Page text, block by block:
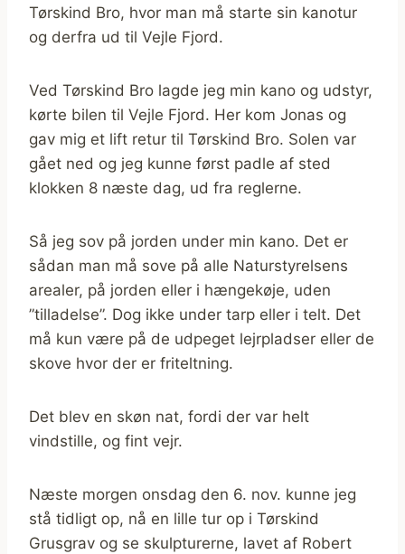
Tørskind Bro, hvor man må starte sin kanotur
og derfra ud til Vejle Fjord.
Ved Tørskind Bro lagde jeg min kano og udstyr,
kørte bilen til Vejle Fjord. Her kom Jonas og
gav mig et lift retur til Tørskind Bro. Solen var
gået ned og jeg kunne først padle af sted
klokken 8 næste dag, ud fra reglerne.
Så jeg sov på jorden under min kano. Det er
sådan man må sove på alle Naturstyrelsens
arealer, på jorden eller i hængekøje, uden
”tilladelse”. Dog ikke under tarp eller i telt. Det
må kun være på de udpeget lejrpladser eller de
skove hvor der er friteltning.
Det blev en skøn nat, fordi der var helt
vindstille, og fint vejr.
Næste morgen onsdag den 6. nov. kunne jeg
stå tidligt op, nå en lille tur op i Tørskind
Grusgrav og se skulpturerne, lavet af Robert